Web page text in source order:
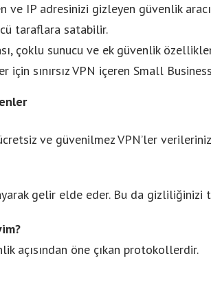
IP adresinizi gizleyen güvenlik
taraflara satabilir.
çoklu sunucu ve ek güvenlik
sınırsız VPN içeren Small
ve güvenilmez VPN’ler
gelir elde eder. Bu da gizliliğinizi
açısından öne çıkan protokollerdir.